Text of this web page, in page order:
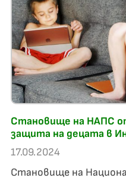
Становище на НАПС
защита на децата в
17.09.2024
Становище на